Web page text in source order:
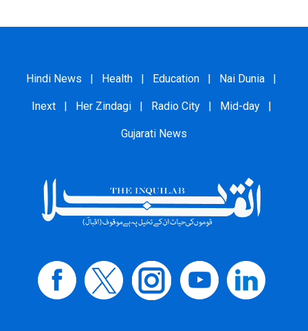
Hindi News | Health | Education | Nai Dunia |
Inext | Her Zindagi | Radio City | Mid-day |
Gujarati News